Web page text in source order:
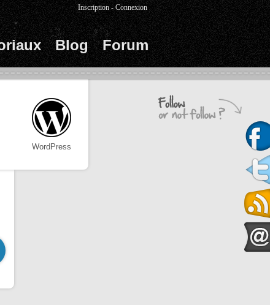
Blog Forum
Inscription -Connexion
WordPress